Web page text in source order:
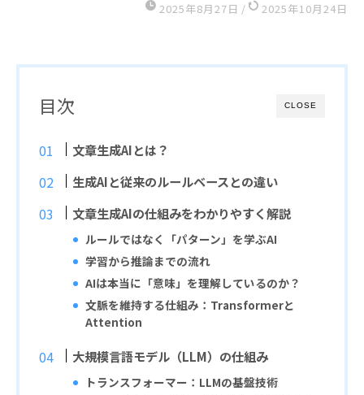
2025年8月27日 / 2025年10月24日
CLOSE
目次
文章生成AIとは？
生成AIと従来のルールベースとの違い
文章生成AIの仕組みをわかりやすく解説
ルールではなく「パターン」を学ぶAI
学習から推論までの流れ
AIは本当に「意味」を理解しているのか？
文脈を維持する仕組み：Transformerと
Attention
大規模言語モデル（LLM）の仕組み
トランスフォーマー：LLMの基盤技術